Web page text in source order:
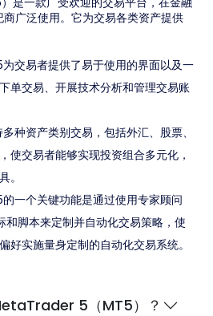
广泛使用。它为交易各类资产提供
交易者提供了易于使用的界面以及一
单交易、开展技术分析和管理交易账
种资产类别交易，包括外汇、股票、
使交易者能够实现投资组合多元化，
。
一个关键功能是通过使用专家顾问
和脚本来定制并自动化交易策略，使
好实施量身定制的自动化交易系统。
5（MT5）？